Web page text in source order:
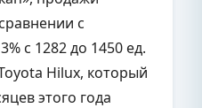
с
с 1282 до 1450 ед.
Hilux, который
этого года